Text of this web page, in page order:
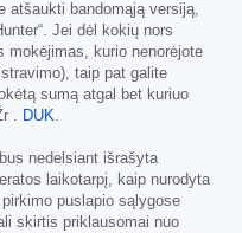
atšaukti bandomąją versiją,
Jei dėl kokių nors
mokėjimas, kurio nenorėjote
taip pat galite
sumą atgal bet kuriuo
. DUK.
nedelsiant išrašyta
laikotarpį, kaip nurodyta
puslapio sąlygose
skirtis priklausomai nuo